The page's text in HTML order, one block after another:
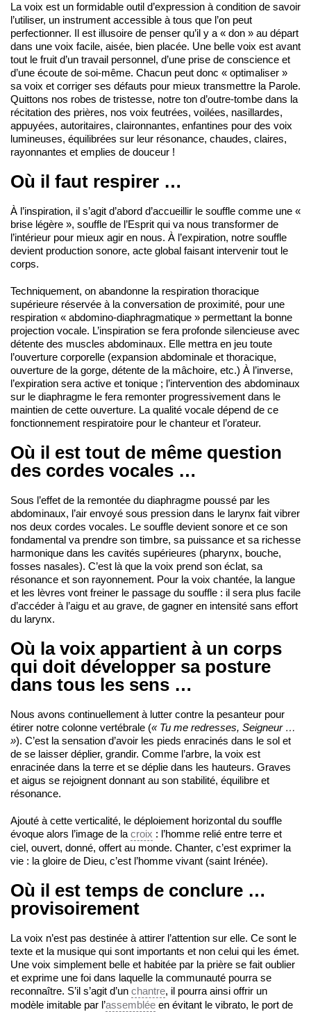
La voix est un formidable outil d’expression à condition de savoir
l’utiliser, un instrument accessible à tous que l’on peut
perfectionner. Il est illusoire de penser qu’il y a « don » au départ
dans une voix facile, aisée, bien placée. Une belle voix est avant
tout le fruit d’un travail personnel, d’une prise de conscience et
d’une écoute de soi-même. Chacun peut donc « optimaliser »
sa voix et corriger ses défauts pour mieux transmettre la Parole.
Quittons nos robes de tristesse, notre ton d’outre-tombe dans la
récitation des prières, nos voix feutrées, voilées, nasillardes,
appuyées, autoritaires, claironnantes, enfantines pour des voix
lumineuses, équilibrées sur leur résonance, chaudes, claires,
rayonnantes et emplies de douceur !
Où il faut respirer …
À l’inspiration, il s’agit d’abord d’accueillir le souffle comme une «
brise légère », souffle de l’Esprit qui va nous transformer de
l’intérieur pour mieux agir en nous. À l’expiration, notre souffle
devient production sonore, acte global faisant intervenir tout le
corps.
Techniquement, on abandonne la respiration thoracique
supérieure réservée à la conversation de proximité, pour une
respiration « abdomino-diaphragmatique » permettant la bonne
projection vocale. L’inspiration se fera profonde silencieuse avec
détente des muscles abdominaux. Elle mettra en jeu toute
l’ouverture corporelle (expansion abdominale et thoracique,
ouverture de la gorge, détente de la mâchoire, etc.) À l’inverse,
l’expiration sera active et tonique ; l’intervention des abdominaux
sur le diaphragme le fera remonter progressivement dans le
maintien de cette ouverture. La qualité vocale dépend de ce
fonctionnement respiratoire pour le chanteur et l’orateur.
Où il est tout de même question
des cordes vocales …
Sous l’effet de la remontée du diaphragme poussé par les
abdominaux, l’air envoyé sous pression dans le larynx fait vibrer
nos deux cordes vocales. Le souffle devient sonore et ce son
fondamental va prendre son timbre, sa puissance et sa richesse
harmonique dans les cavités supérieures (pharynx, bouche,
fosses nasales). C’est là que la voix prend son éclat, sa
résonance et son rayonnement. Pour la voix chantée, la langue
et les lèvres vont freiner le passage du souffle : il sera plus facile
d’accéder à l’aigu et au grave, de gagner en intensité sans effort
du larynx.
Où la voix appartient à un corps
qui doit développer sa posture
dans tous les sens …
Nous avons continuellement à lutter contre la pesanteur pour
étirer notre colonne vertébrale (« Tu me redresses, Seigneur …
»). C’est la sensation d’avoir les pieds enracinés dans le sol et
de se laisser déplier, grandir. Comme l’arbre, la voix est
enracinée dans la terre et se déplie dans les hauteurs. Graves
et aigus se rejoignent donnant au son stabilité, équilibre et
résonance.
Ajouté à cette verticalité, le déploiement horizontal du souffle
évoque alors l’image de la croix : l’homme relié entre terre et
ciel, ouvert, donné, offert au monde. Chanter, c’est exprimer la
vie : la gloire de Dieu, c’est l’homme vivant (saint Irénée).
Où il est temps de conclure …
provisoirement
La voix n’est pas destinée à attirer l’attention sur elle. Ce sont le
texte et la musique qui sont importants et non celui qui les émet.
Une voix simplement belle et habitée par la prière se fait oublier
et exprime une foi dans laquelle la communauté pourra se
reconnaître. S’il s’agit d’un chantre, il pourra ainsi offrir un
modèle imitable par l’assemblée en évitant le vibrato, le port de